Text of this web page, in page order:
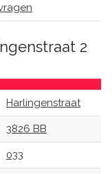
2
Harlingenstraat
3826 BB
033